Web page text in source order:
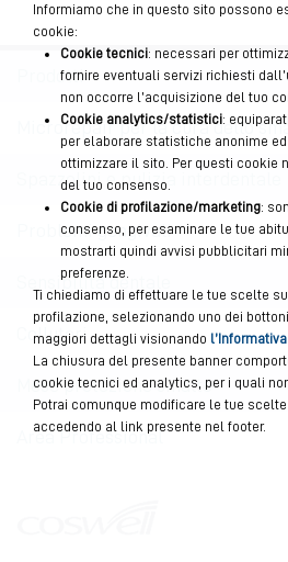
Prodotti
Microrepair per la cura dello
Spazzolini e pulizia interdentale
Problemi gengivali
Sensibilità dentale
Collutori
Mese protezione smalto
Area Professional
Informiamo che in questo sito possono
cookie:
Cookie tecnici: necessari per
fornire eventuali servizi richiesti
non occorre l’acquisizione del tuo
Cookie analytics/statistici:
per elaborare statistiche anonime
ottimizzare il sito. Per questi cookie
del tuo consenso.
Cookie di profilazione/marketing:
consenso, per esaminare le tue
mostrarti quindi avvisi pubblicitari
preferenze.
Ti chiediamo di effettuare le tue scelte
profilazione, selezionando uno dei
maggiori dettagli visionando
La chiusura del presente banner
cookie tecnici ed analytics, per i quali
Potrai comunque modificare le tue
accedendo al link presente nel footer.